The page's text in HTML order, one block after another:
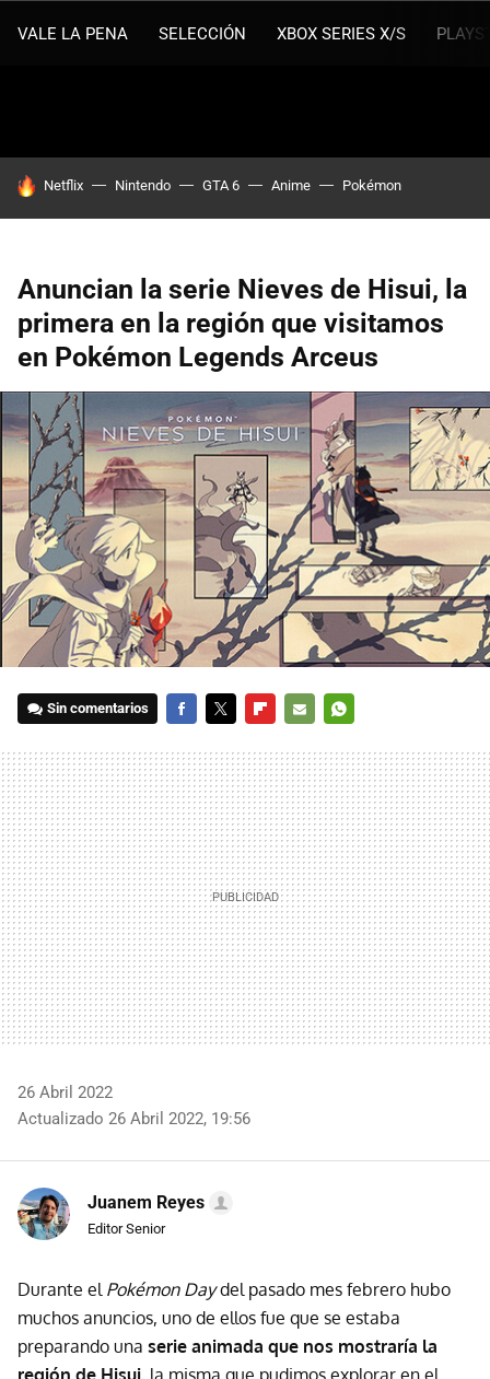
VALE LA PENA SELECCIÓN XBOX SERIES X/S
HOY SE HABLA DE
Netflix Nintendo GTA 6 Anime Pokémon
Anuncian la serie Nieves de Hisui, la
primera en la región que visitamos
en Pokémon Legends Arceus
Sin comentarios
MAIL
26 Abril 2022
Actualizado 26 Abril 2022, 19:56
Juanem Reyes
Editor Senior
Durante el Pokémon Daydel pasado mes febrero hubo
muchos anuncios, uno de ellos fue que se estaba
preparando una serie animada que nos mostraría la
región de Hisui, la misma que pudimos explorar en el